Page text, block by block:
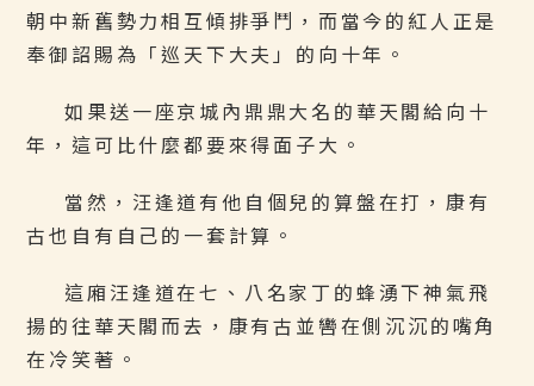
朝中新舊勢力相互傾排爭鬥，而當今的紅人正是
奉御詔賜為「巡天下大夫」的向十年。
如果送一座京城內鼎鼎大名的華天閣給向十
年，這可比什麼都要來得面子大。
當然，汪逢道有他自個兒的算盤在打，康有
古也自有自己的一套計算。
這廂汪逢道在七、八名家丁的蜂湧下神氣飛
揚的往華天閣而去，康有古並轡在側沉沉的嘴角
在冷笑著。